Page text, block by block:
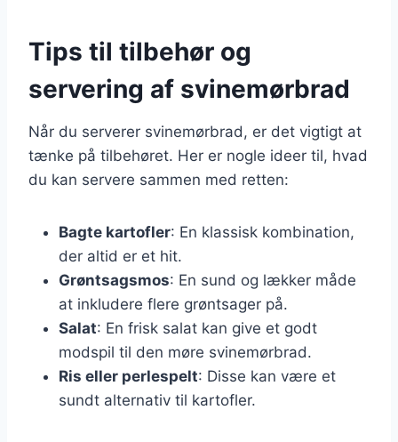
Tips til tilbehør og
servering af svinemørbrad
Når du serverer svinemørbrad, er det vigtigt at
tænke på tilbehøret. Her er nogle ideer til, hvad
du kan servere sammen med retten:
Bagte kartofler: En klassisk kombination,
der altid er et hit.
Grøntsagsmos: En sund og lækker måde
at inkludere flere grøntsager på.
Salat: En frisk salat kan give et godt
modspil til den møre svinemørbrad.
Ris eller perlespelt: Disse kan være et
sundt alternativ til kartofler.